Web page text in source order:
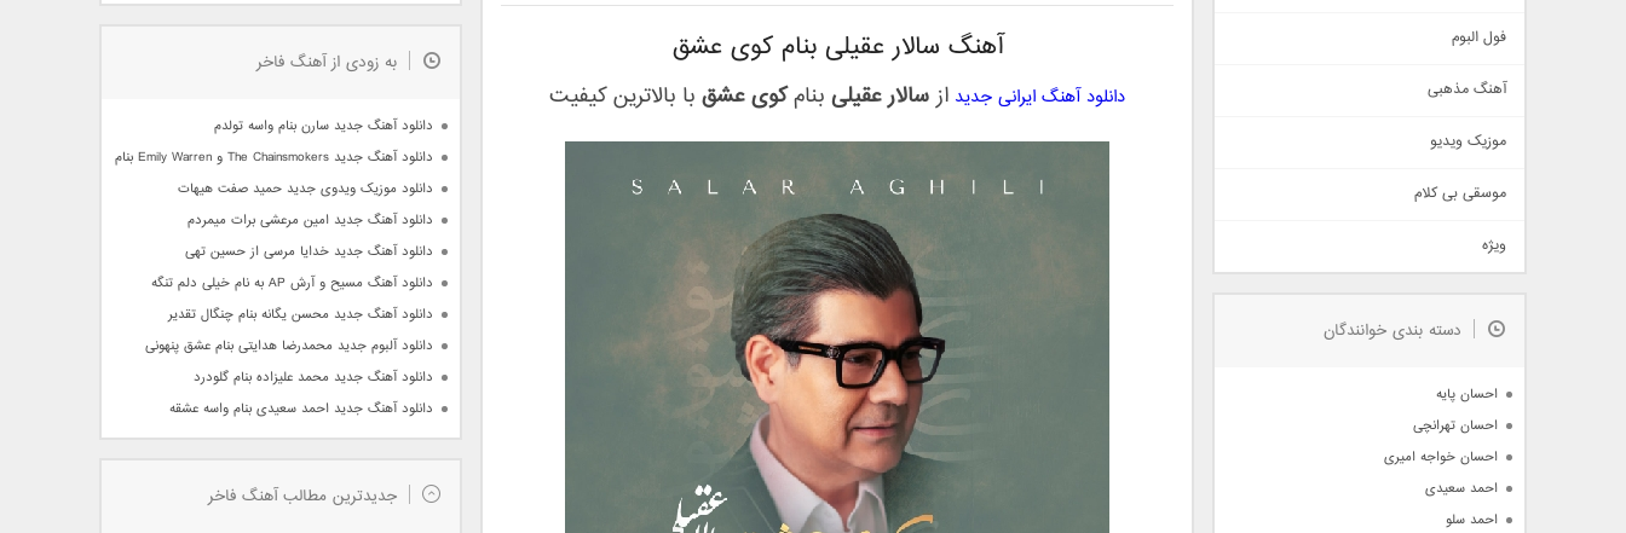
آهنگ سالار عقیلی بنام کوی عشق
دانلود آهنگ ایرانی جدید ازسالار عقیلی بنامکوی عشق با بالاترین کیفیت
به زودی از آهنگ فاخر
دانلود آهنگ جدید سارن بنام واسه تولدم
دانلود آهنگ جدید The Chainsmokers و Emily Warren بنام Side Effects
دانلود موزیک ویدوی جدید حمید صفت هیهات
دانلود آهنگ جدید امین مرعشی برات میمردم
دانلود آهنگ جدید خدایا مرسی از حسین تهی
دانلود آهنگ مسیح و آرش AP به نام خیلی دلم تنگه
دانلود آهنگ جدید محسن یگانه بنام چنگال تقدیر
دانلود آلبوم جدید محمدرضا هدایتی بنام عشق پنهونی
دانلود آهنگ جدید محمد علیزاده بنام گلودرد
دانلود آهنگ جدید احمد سعیدی بنام واسه عشقه
جدیدترین مطالب آهنگ فاخر
اجتماعی
حماسی
سنتی
اهنگ بندرعباسی
دمو
مذهبی
جدیدترین ها
فول البوم
آهنگ مذهبی
موزیک ویدیو
موسقی بی کلام
ویژه
دسته بندی خوانندگان
احسان پایه
احسان تهرانچی
احسان خواجه امیری
احمد سعیدی
احمد سلو